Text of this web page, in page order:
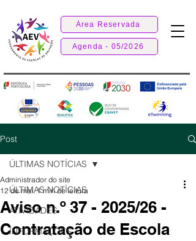
Área Reservada
Agenda - 05/2026
Post
ÚLTIMAS NOTÍCIAS
ATIVIDADES
INFORMAÇÕES
ÚLTIMAS NOTÍCIAS
Aviso n.º 37 - 2025/26 -
Contratação de Escola
Administrador do site
12 de mai. 1 min de leitura